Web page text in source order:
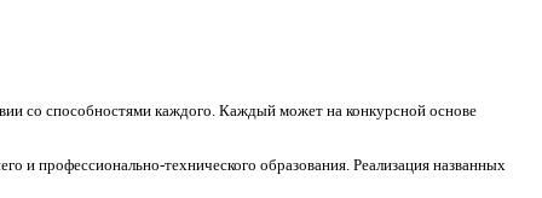
со способностями каждого. Каждый может на конкурсной основе
и профессионально-технического образования. Реализация названных